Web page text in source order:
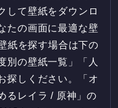
して壁紙をダウンロ
たの画面に最適な壁
紙を探す場合は下の
別の壁紙一覧」「人
探しください。「オ
るレイラ / 原神」の